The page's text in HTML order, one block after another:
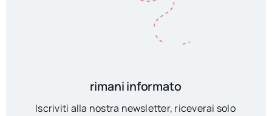
rimani informato
Iscriviti alla nostra newsletter, riceverai solo